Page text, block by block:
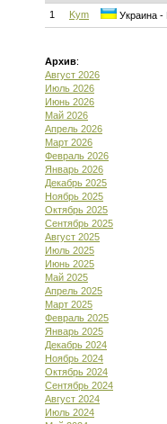
1 Kym Украина -
Архив:
Август 2026
Июль 2026
Июнь 2026
Май 2026
Апрель 2026
Март 2026
Февраль 2026
Январь 2026
Декабрь 2025
Ноябрь 2025
Октябрь 2025
Сентябрь 2025
Август 2025
Июль 2025
Июнь 2025
Май 2025
Апрель 2025
Март 2025
Февраль 2025
Январь 2025
Декабрь 2024
Ноябрь 2024
Октябрь 2024
Сентябрь 2024
Август 2024
Июль 2024